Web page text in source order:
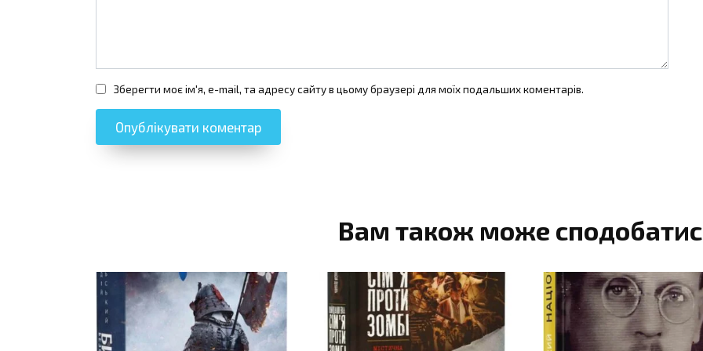
Зберегти моє ім'я, e-mail, та адресу сайту в цьому браузері для моїх подальших коментарів.
Вам також може